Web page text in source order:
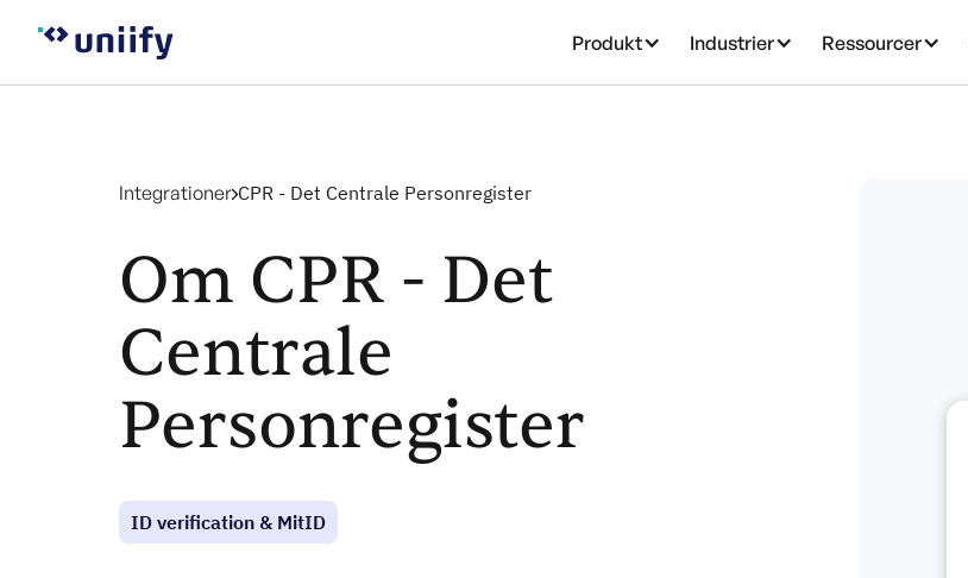
Produkt Industrier Ressourcer
Integrationer CPR - Det Centrale Personregister
Om CPR - Det
Centrale
Personregister
ID verification & MitID